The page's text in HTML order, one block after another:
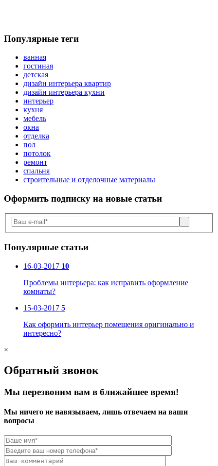
Популярные теги
ванная
гостиная
детская
дизайн интерьера квартир
дизайн интерьера кухни
интерьер
кухня
мебель
окна
отделка
пол
потолок
ремонт
спальня
строительные и отделочные материалы
Оформить подписку на новые статьи
Популярные статьи
16-03-2017 10
Проблемы интерьера: как исправить оформление
комнаты?
15-03-2017 5
Как оформить интерьер помещения оригинально и
интересно?
×
Обратный звонок
Мы перезвоним вам в ближайшее время!
Мы ничего не навязываем, лишь отвечаем на ваши
вопросы